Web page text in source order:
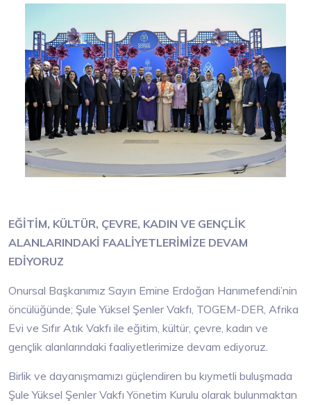
EĞİTİM, KÜLTÜR, ÇEVRE, KADIN VE GENÇLİK
ALANLARINDAKİ FAALİYETLERİMİZE DEVAM
EDİYORUZ
Onursal Başkanımız Sayın Emine Erdoğan Hanımefendi’nin
öncülüğünde; Şule Yüksel Şenler Vakfı, TOGEM-DER, Afrika
Evi ve Sıfır Atık Vakfı ile eğitim, kültür, çevre, kadın ve
gençlik alanlarındaki faaliyetlerimize devam ediyoruz.
Birlik ve dayanışmamızı güçlendiren bu kıymetli buluşmada
Şule Yüksel Şenler Vakfı Yönetim Kurulu olarak bulunmaktan